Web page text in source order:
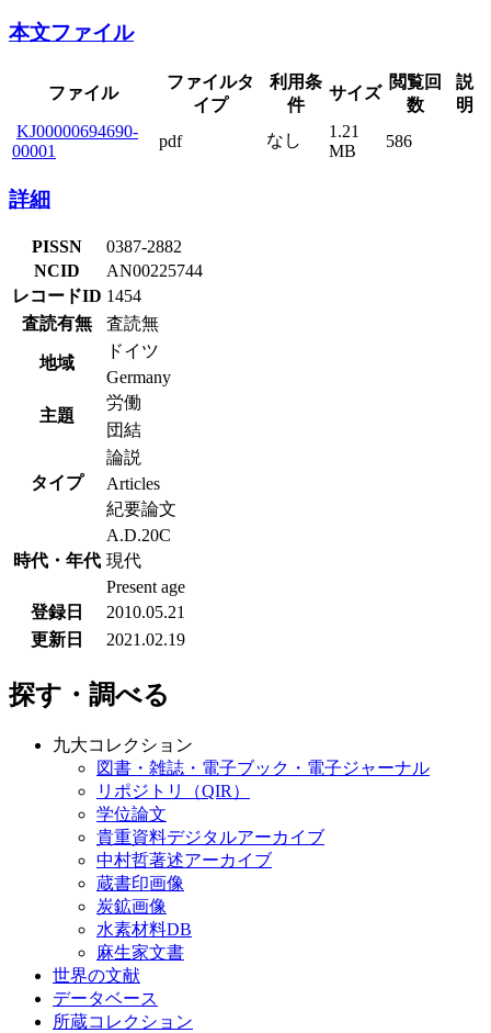
本文ファイル
ファイル
ファイルタ
イプ
利用条
件
サイズ
閲覧回
数
説
明
KJ00000694690-
00001
pdf なし
1.21
MB
586
詳細
PISSN
0387-2882
NCID
AN00225744
レコードID 1454
査読有無
査読無
地域
ドイツ
Germany
主題
労働
団結
タイプ
論説
Articles
紀要論文
時代・年代
A.D.20C
現代
Present age
登録日
2010.05.21
更新日
2021.02.19
探す・調べる
九大コレクション
図書・雑誌・電子ブック・電子ジャーナル
リポジトリ（QIR）
学位論文
貴重資料デジタルアーカイブ
中村哲著述アーカイブ
蔵書印画像
炭鉱画像
水素材料DB
麻生家文書
世界の文献
データベース
所蔵コレクション